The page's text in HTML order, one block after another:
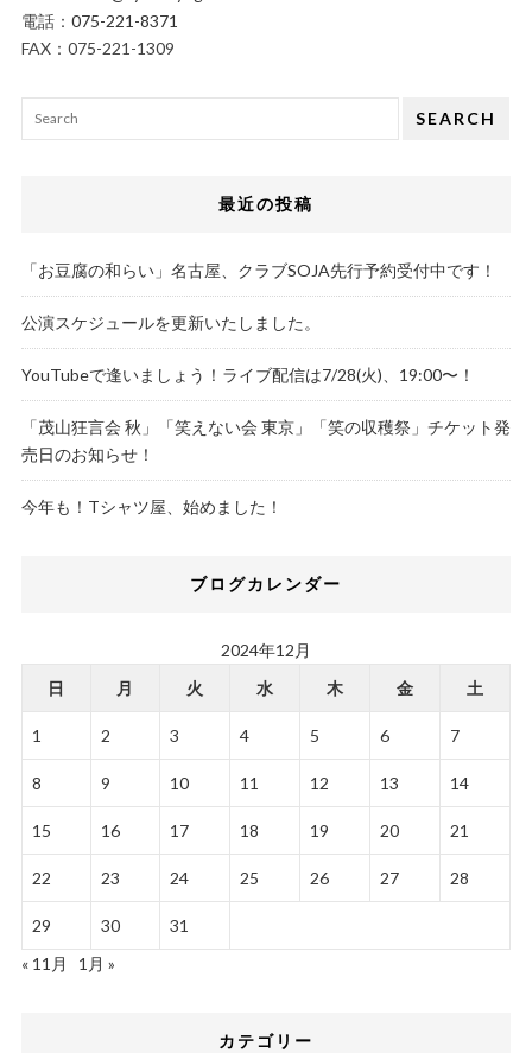
電話： 075-221-8371
FAX：075-221-1309
SEARCH
最近の投稿
「お豆腐の和らい」名古屋、クラブSOJA先行予約受付中です！
公演スケジュールを更新いたしました。
YouTubeで逢いましょう！ライブ配信は7/28(火)、19:00〜！
「茂山狂言会 秋」「笑えない会 東京」「笑の収穫祭」チケット発
売日のお知らせ！
今年も！Tシャツ屋、始めました！
ブログカレンダー
2024年12月
日
月 火 水 木 金 土
1 2 3 4 5 6 7
8 9 10 11 12 13 14
15 16 17 18 19 20 21
22 23 24 25 26 27 28
29 30
31
« 11月
1月 »
カテゴリー